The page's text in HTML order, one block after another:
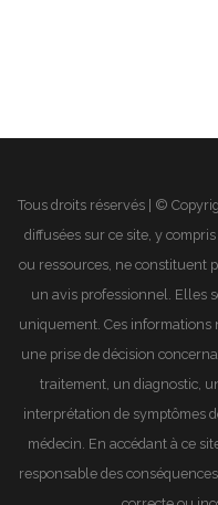
Tous droits réservés | ©
diffusées sur ce site, y
ou ressources, ne constituent
un avis professionnel. Elles
uniquement. Ces informations
une prise de décision
traitement, un diagnostic,
interprétation de symptômes
médecin. En accédant à ce
responsable des